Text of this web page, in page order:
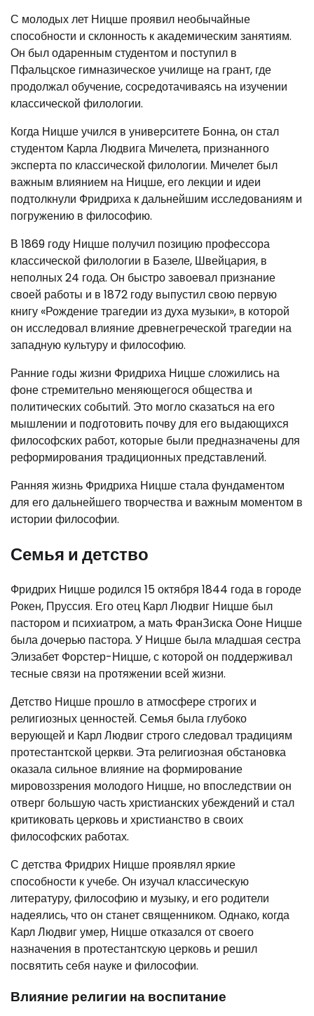
С молодых лет Ницше проявил необычайные
способности и склонность к академическим занятиям.
Он был одаренным студентом и поступил в
Пфальцское гимназическое училище на грант, где
продолжал обучение, сосредотачиваясь на изучении
классической филологии.
Когда Ницше учился в университете Бонна, он стал
студентом Карла Людвига Мичелета, признанного
эксперта по классической филологии. Мичелет был
важным влиянием на Ницше, его лекции и идеи
подтолкнули Фридриха к дальнейшим исследованиям и
погружению в философию.
В 1869 году Ницше получил позицию профессора
классической филологии в Базеле, Швейцария, в
неполных 24 года. Он быстро завоевал признание
своей работы и в 1872 году выпустил свою первую
книгу «Рождение трагедии из духа музыки», в которой
он исследовал влияние древнегреческой трагедии на
западную культуру и философию.
Ранние годы жизни Фридриха Ницше сложились на
фоне стремительно меняющегося общества и
политических событий. Это могло сказаться на его
мышлении и подготовить почву для его выдающихся
философских работ, которые были предназначены для
реформирования традиционных представлений.
Ранняя жизнь Фридриха Ницше стала фундаментом
для его дальнейшего творчества и важным моментом в
истории философии.
Семья и детство
Фридрих Ницше родился 15 октября 1844 года в городе
Рокен, Пруссия. Его отец Карл Людвиг Ницше был
пастором и психиатром, а мать ФранЗиска Ооне Ницше
была дочерью пастора. У Ницше была младшая сестра
Элизабет Форстер-Ницше, с которой он поддерживал
тесные связи на протяжении всей жизни.
Детство Ницше прошло в атмосфере строгих и
религиозных ценностей. Семья была глубоко
верующей и Карл Людвиг строго следовал традициям
протестантской церкви. Эта религиозная обстановка
оказала сильное влияние на формирование
мировоззрения молодого Ницше, но впоследствии он
отверг большую часть христианских убеждений и стал
критиковать церковь и христианство в своих
философских работах.
С детства Фридрих Ницше проявлял яркие
способности к учебе. Он изучал классическую
литературу, философию и музыку, и его родители
надеялись, что он станет священником. Однако, когда
Карл Людвиг умер, Ницше отказался от своего
назначения в протестантскую церковь и решил
посвятить себя науке и философии.
Влияние религии на воспитание